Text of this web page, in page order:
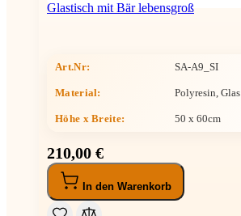
Glastisch mit Bär lebensgroß
Art.Nr: SA-A9_SI
Material: Polyresin, Glas
Höhe x Breite: 50 x 60cm
210,00 €
In den Warenkorb